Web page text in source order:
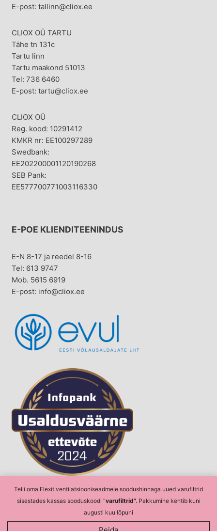
Telli oma Flexit ventilatsiooniseadmele soodushinnaga uued varufiltrid
sisestades kassas sooduskoodi "varufiltrid". Pakkumine kehtib kuni
augusti kuu lõpuni
E-post: tallinn@cliox.ee
CLIOX OÜ TARTU
Tähe tn 131c
Tartu linn
Tartu maakond 51013
Tel: 736 6460
E-post: tartu@cliox.ee
CLIOX OÜ
Reg. kood: 10291412
KMKR nr: EE100297289
Swedbank:
EE202200001120190268
SEB Pank:
EE577700771003116330
E-POE KLIENDITEENINDUS
E-N 8-17 ja reedel 8-16
Tel: 613 9747
Mob. 5615 6919
E-post: info@cliox.ee